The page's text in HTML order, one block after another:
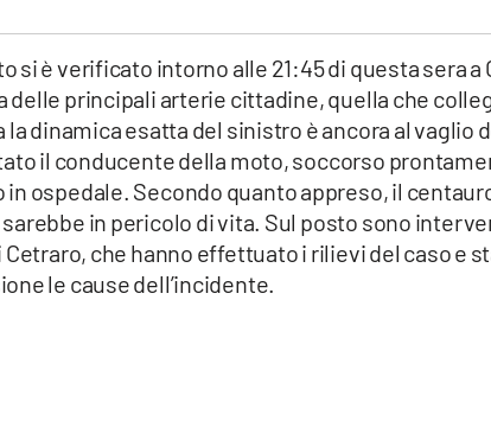
si è verificato intorno alle 21:45 di questa sera a
delle principali arterie cittadine, quella che
la dinamica esatta del sinistro è ancora al vaglio
il conducente della moto, soccorso
in ospedale. Secondo quanto appreso, il
in pericolo di vita. Sul posto sono
che hanno effettuato i rilievi del caso e
le cause dell’incidente.